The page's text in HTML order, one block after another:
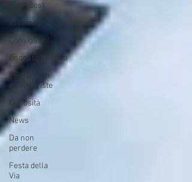
Tutti i post
In cammino
Consigli utili
Enogastronomia
Personaggi
ed interviste
Curiosità
News
Da non
perdere
Festa della
Via